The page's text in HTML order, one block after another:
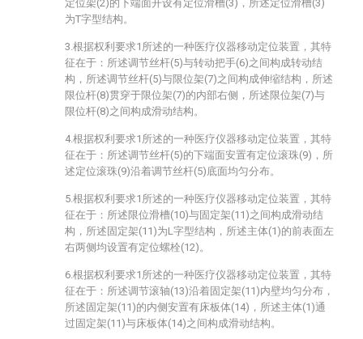
定位架(2)的下端面开设有定位滑槽(3)，所述定位滑槽(3)
为T字型结构。
3.根据权利要求1所述的一种医疗仪器移动定位装置，其特
征在于：所述调节丝杆(5)与转动把手(6)之间构成转动结
构，所述调节丝杆(5)与限位架(7)之间构成伸缩结构，所述
限位杆(8)贯穿于限位架(7)的内部右侧，所述限位架(7)与
限位杆(8)之间构成滑动结构。
4.根据权利要求1所述的一种医疗仪器移动定位装置，其特
征在于：所述调节丝杆(5)的下端面安置有定位滚珠(9)，所
述定位滚珠(9)沿着调节丝杆(5)底面均匀分布。
5.根据权利要求1所述的一种医疗仪器移动定位装置，其特
征在于：所述限位滑槽(10)与固定架(11)之间构成滑动结
构，所述固定架(11)为L字型结构，所述主体(1)的前表面左
右两侧均设置有定位螺栓(12)。
6.根据权利要求1所述的一种医疗仪器移动定位装置，其特
征在于：所述调节滚轴(13)沿着固定架(11)内壁均匀分布，
所述固定架(11)的内侧安置有床板体(14)，所述主体(1)通
过固定架(11)与床板体(14)之间构成滑动结构。